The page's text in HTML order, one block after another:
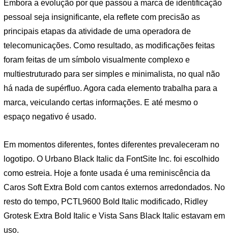
Embora a evolução por que passou a marca de identificação
pessoal seja insignificante, ela reflete com precisão as
principais etapas da atividade de uma operadora de
telecomunicações. Como resultado, as modificações feitas
foram feitas de um símbolo visualmente complexo e
multiestruturado para ser simples e minimalista, no qual não
há nada de supérfluo. Agora cada elemento trabalha para a
marca, veiculando certas informações. E até mesmo o
espaço negativo é usado.
Em momentos diferentes, fontes diferentes prevaleceram no
logotipo. O Urbano Black Italic da FontSite Inc. foi escolhido
como estreia. Hoje a fonte usada é uma reminiscência da
Caros Soft Extra Bold com cantos externos arredondados. No
resto do tempo, PCTL9600 Bold Italic modificado, Ridley
Grotesk Extra Bold Italic e Vista Sans Black Italic estavam em
uso.